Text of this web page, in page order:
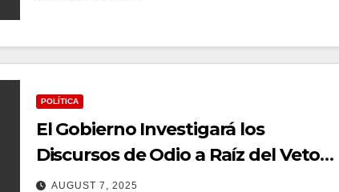
POLÍTICA
El Gobierno Investigará los
Discursos de Odio a Raíz del Veto
del Pp y Vox A Las Celebraciones
AUGUST 7, 2025